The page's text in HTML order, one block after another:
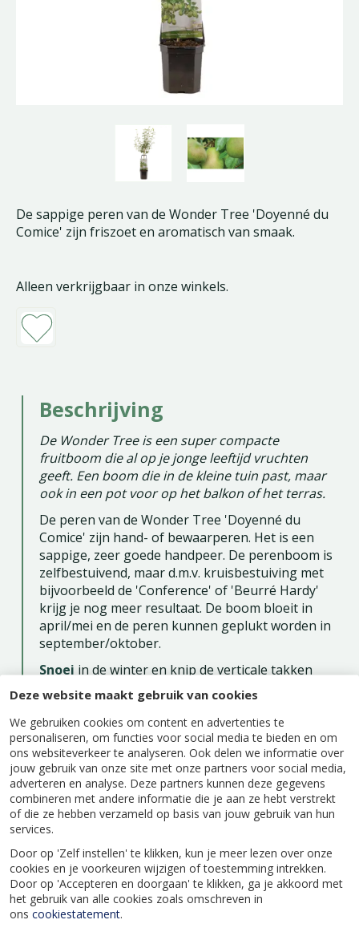
Deze website maakt gebruik van cookies
We gebruiken cookies om content en advertenties te
personaliseren, om functies voor social media te bieden en om
ons websiteverkeer te analyseren. Ook delen we informatie over
jouw gebruik van onze site met onze partners voor social media,
adverteren en analyse. Deze partners kunnen deze gegevens
combineren met andere informatie die je aan ze hebt verstrekt
of die ze hebben verzameld op basis van jouw gebruik van hun
services.
Door op 'Zelf instellen' te klikken, kun je meer lezen over onze
cookies en je voorkeuren wijzigen of toestemming intrekken.
Door op 'Accepteren en doorgaan' te klikken, ga je akkoord met
het gebruik van alle cookies zoals omschreven in
ons cookiestatement.
De sappige peren van de Wonder Tree 'Doyenné du
Comice' zijn friszoet en aromatisch van smaak.
Alleen verkrijgbaar in onze winkels.
Beschrijving
De Wonder Tree is een super compacte
fruitboom die al op je jonge leeftijd vruchten
geeft. Een boom die in de kleine tuin past, maar
ook in een pot voor op het balkon of het terras.
De peren van de Wonder Tree 'Doyenné du
Comice' zijn hand- of bewaarperen. Het is een
sappige, zeer goede handpeer. De perenboom is
zelfbestuivend, maar d.m.v. kruisbestuiving met
bijvoorbeeld de 'Conference' of 'Beurré Hardy'
krijg je nog meer resultaat. De boom bloeit in
april/mei en de peren kunnen geplukt worden in
september/oktober.
Snoei in de winter en knip de verticale takken
(zogenaamde loten) weg. In de beginjaren is het
horizontaal buigen van de vruchtdragende
takken noodzakelijk.
Bemestin de herfst met veel organische
meststof.
Specificaties
EAN code 8717755068194